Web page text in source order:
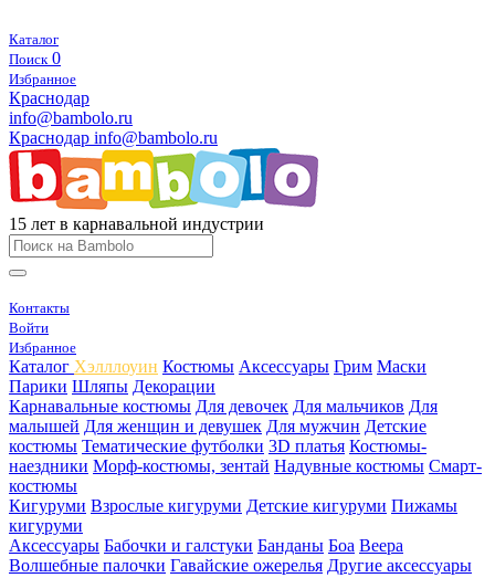
Каталог
Поиск 0
Избранное
Краснодар
info@bambolo.ru
Краснодар info@bambolo.ru
15 лет в карнавальной индустрии
Контакты
Войти
Избранное
Каталог Хэлллоуин Костюмы Аксессуары Грим Маски
Парики Шляпы Декорации
Карнавальные костюмы Для девочек Для мальчиков Для
малышей Для женщин и девушек Для мужчин Детские
костюмы Тематические футболки 3D платья Костюмы-
наездники Морф-костюмы, зентай Надувные костюмы Смарт-
костюмы
Кигуруми Взрослые кигуруми Детские кигуруми Пижамы
кигуруми
Аксессуары Бабочки и галстуки Банданы Боа Веера
Волшебные палочки Гавайские ожерелья Другие аксессуары